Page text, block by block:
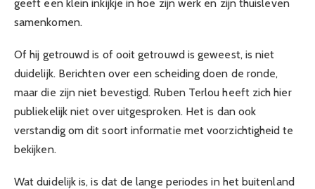
geeft een klein inkijkje in hoe zijn werk en zijn thuisleven
samenkomen.
Of hij getrouwd is of ooit getrouwd is geweest, is niet
duidelijk. Berichten over een scheiding doen de ronde,
maar die zijn niet bevestigd. Ruben Terlou heeft zich hier
publiekelijk niet over uitgesproken. Het is dan ook
verstandig om dit soort informatie met voorzichtigheid te
bekijken.
Wat duidelijk is, is dat de lange periodes in het buitenland